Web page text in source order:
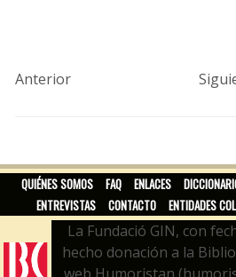
Anterior
QUIÉNES SOMOS FAQ ENLACES
ENTREVISTAS
CONTACTO ENTIDADES
La Fundació GIN, con
hecho donación a la